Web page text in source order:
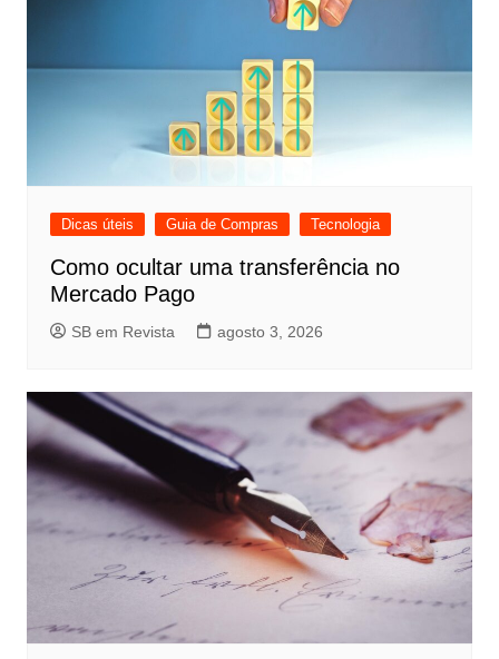
Dicas úteis Guia de Compras Tecnologia
Como ocultar uma transferência no
Mercado Pago
SB em Revista agosto 3, 2026